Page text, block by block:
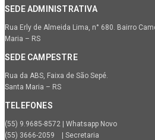
SEDE ADMINISTRATIVA
Rua Erly de Almeida Lima, n° 680. Bairro
Maria – RS
SEDE CAMPESTRE
Rua da ABS, Faixa de São Sepé.
Santa Maria – RS
TELEFONES
(55) 9.9685-8572 | Whatsapp Novo
(55) 3666-2059 | Secretaria